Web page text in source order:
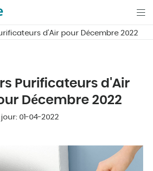
d'Air pour Décembre 2022
jour: 01-04-2022
Purificateurs d'Air
Décembre 2022